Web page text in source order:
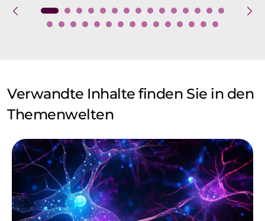
Verwandte Inhalte finden Sie in den
Themenwelten